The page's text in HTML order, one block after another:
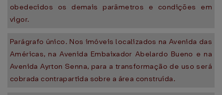
obedecidos os demais parâmetros e condições em
vigor.
Parágrafo único. Nos imóveis localizados na Avenida das
Américas, na Avenida Embaixador Abelardo Bueno e na
Avenida Ayrton Senna, para a transformação de uso será
cobrada contrapartida sobre a área construída.